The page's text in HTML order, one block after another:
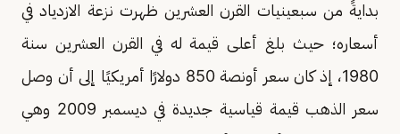
بدايةً من سبعينيات القرن العشرين ظهرت نزعة الازدياد في
أسعاره؛ حيث بلغ أعلى قيمة له في القرن العشرين سنة
1980، إذ كان سعر أونصة 850 دولارًا أمريكيًا إلى أن وصل
سعر الذهب قيمة قياسية جديدة في ديسمبر 2009 وهي